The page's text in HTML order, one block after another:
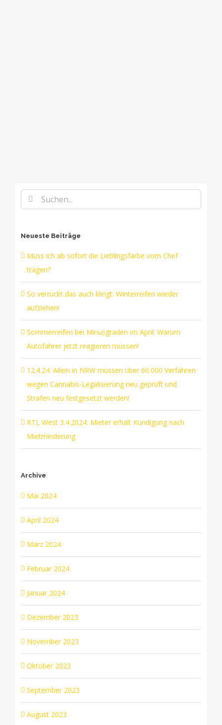
Suche
nach:
Neueste Beiträge
Muss ich ab sofort die Lieblingsfarbe vom Chef
tragen?
So verrückt das auch klingt: Winterreifen wieder
aufziehen!
Sommerreifen bei Minusgraden im April: Warum
Autofahrer jetzt reagieren müssen!
12.4.24: Allein in NRW müssen über 60.000 Verfahren
wegen Cannabis-Legalisierung neu geprüft und
Strafen neu festgesetzt werden!
RTL West 3.4.2024: Mieter erhält Kündigung nach
Mietminderung
Archive
Mai 2024
April 2024
März 2024
Februar 2024
Januar 2024
Dezember 2023
November 2023
Oktober 2023
September 2023
August 2023